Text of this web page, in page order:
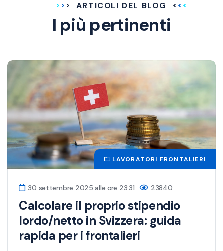
ARTICOLI DEL BLOG
I più pertinenti
LAVORATORI FRONTALIERI
30 settembre 2025 alle ore 23:31 23840
Calcolare il proprio stipendio
lordo/netto in Svizzera: guida
rapida per i frontalieri